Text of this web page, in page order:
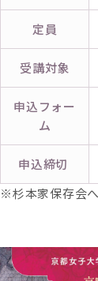
定員
受講対象
申込フォー
ム
申込締切
※杉本家保存会